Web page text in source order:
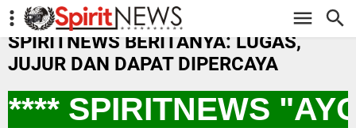
-->
SPIRITNEWS BERITANYA: LUGAS,
JUJUR DAN DAPAT DIPERCAYA
SPIRITNEWS "AYO